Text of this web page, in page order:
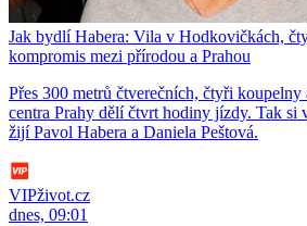
Jak bydlí Habera: Vila v Hodkovičkách,
kompromis mezi přírodou a Prahou
Přes 300 metrů čtverečních, čtyři koupelny
centra Prahy dělí čtvrt hodiny jízdy. Tak si
žijí Pavol Habera a Daniela Peštová.
VIPživot.cz
dnes, 09:01